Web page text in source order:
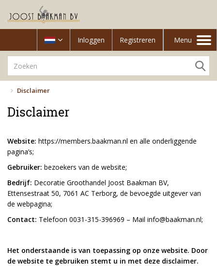
Inloggen Registreren
Toggle
navigation
Menu
Disclaimer
Disclaimer
Website: https://members.baakman.nl en alle onderliggende
pagina’s;
Gebruiker: bezoekers van de website;
Bedrijf: Decoratie Groothandel Joost Baakman BV,
Ettensestraat 50, 7061 AC Terborg, de bevoegde uitgever van
de webpagina;
Contact: Telefoon 0031-315-396969 – Mail info@baakman.nl;
Het onderstaande is van toepassing op onze website. Door
de website te gebruiken stemt u in met deze disclaimer.